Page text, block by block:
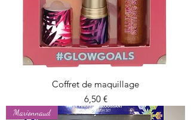
Coffret de maquillage
Prix
6,50 €
Marionnaud